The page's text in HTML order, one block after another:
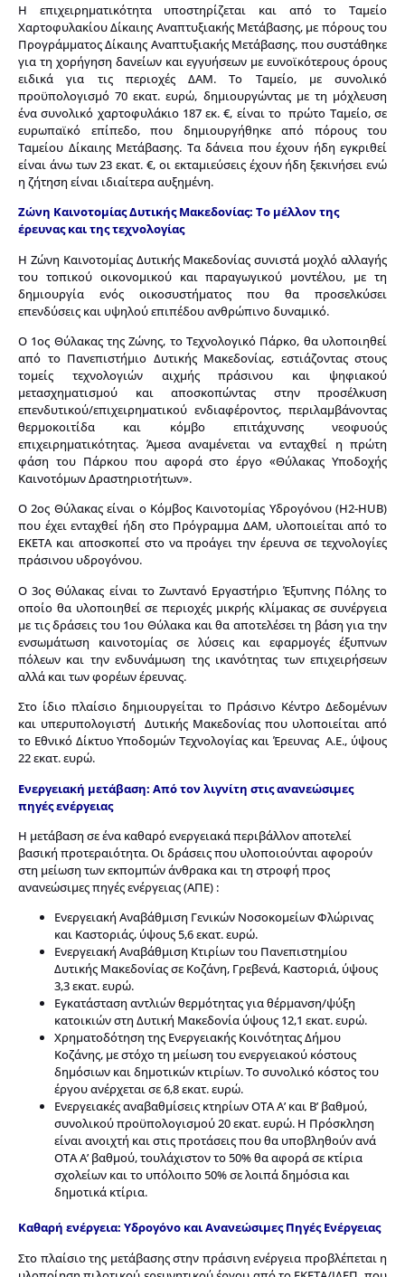
Η επιχειρηματικότητα υποστηρίζεται και από το Ταμείο
Χαρτοφυλακίου Δίκαιης Αναπτυξιακής Μετάβασης, με πόρους του
Προγράμματος Δίκαιης Αναπτυξιακής Μετάβασης, που συστάθηκε
για τη χορήγηση δανείων και εγγυήσεων με ευνοϊκότερους όρους
ειδικά για τις περιοχές ΔΑΜ. Το Ταμείο, με συνολικό
προϋπολογισμό 70 εκατ. ευρώ, δημιουργώντας με τη μόχλευση
ένα συνολικό χαρτοφυλάκιο 187 εκ. €, είναι το πρώτο Ταμείο, σε
ευρωπαϊκό επίπεδο, που δημιουργήθηκε από πόρους του
Ταμείου Δίκαιης Μετάβασης. Τα δάνεια που έχουν ήδη εγκριθεί
είναι άνω των 23 εκατ. €, οι εκταμιεύσεις έχουν ήδη ξεκινήσει ενώ
η ζήτηση είναι ιδιαίτερα αυξημένη.
Ζώνη Καινοτομίας Δυτικής Μακεδονίας: Το μέλλον της
έρευνας και της τεχνολογίας
Η Ζώνη Καινοτομίας Δυτικής Μακεδονίας συνιστά μοχλό αλλαγής
του τοπικού οικονομικού και παραγωγικού μοντέλου, με τη
δημιουργία ενός οικοσυστήματος που θα προσελκύσει
επενδύσεις και υψηλού επιπέδου ανθρώπινο δυναμικό.
Ο 1ος Θύλακας της Ζώνης, το Τεχνολογικό Πάρκο, θα υλοποιηθεί
από το Πανεπιστήμιο Δυτικής Μακεδονίας, εστιάζοντας στους
τομείς τεχνολογιών αιχμής πράσινου και ψηφιακού
μετασχηματισμού και αποσκοπώντας στην προσέλκυση
επενδυτικού/επιχειρηματικού ενδιαφέροντος, περιλαμβάνοντας
θερμοκοιτίδα και κόμβο επιτάχυνσης νεοφυούς
επιχειρηματικότητας. Άμεσα αναμένεται να ενταχθεί η πρώτη
φάση του Πάρκου που αφορά στο έργο «Θύλακας Υποδοχής
Καινοτόμων Δραστηριοτήτων».
Ο 2ος Θύλακας είναι ο Κόμβος Καινοτομίας Υδρογόνου (H2-HUB)
που έχει ενταχθεί ήδη στο Πρόγραμμα ΔΑΜ, υλοποιείται από το
ΕΚΕΤΑ και αποσκοπεί στο να προάγει την έρευνα σε τεχνολογίες
πράσινου υδρογόνου.
Ο 3ος Θύλακας είναι το Ζωντανό Εργαστήριο Έξυπνης Πόλης το
οποίο θα υλοποιηθεί σε περιοχές μικρής κλίμακας σε συνέργεια
με τις δράσεις του 1ου Θύλακα και θα αποτελέσει τη βάση για την
ενσωμάτωση καινοτομίας σε λύσεις και εφαρμογές έξυπνων
πόλεων και την ενδυνάμωση της ικανότητας των επιχειρήσεων
αλλά και των φορέων έρευνας.
Στο ίδιο πλαίσιο δημιουργείται το Πράσινο Κέντρο Δεδομένων
και υπερυπολογιστή Δυτικής Μακεδονίας που υλοποιείται από
το Εθνικό Δίκτυο Υποδομών Τεχνολογίας και Έρευνας Α.Ε., ύψους
22 εκατ. ευρώ.
Ενεργειακή μετάβαση: Από τον λιγνίτη στις ανανεώσιμες
πηγές ενέργειας
Η μετάβαση σε ένα καθαρό ενεργειακά περιβάλλον αποτελεί
βασική προτεραιότητα. Οι δράσεις που υλοποιούνται αφορούν
στη μείωση των εκπομπών άνθρακα και τη στροφή προς
ανανεώσιμες πηγές ενέργειας (ΑΠΕ) :
Ενεργειακή Αναβάθμιση Γενικών Νοσοκομείων Φλώρινας
και Καστοριάς, ύψους 5,6 εκατ. ευρώ.
Ενεργειακή Αναβάθμιση Κτιρίων του Πανεπιστημίου
Δυτικής Μακεδονίας σε Κοζάνη, Γρεβενά, Καστοριά, ύψους
3,3 εκατ. ευρώ.
Εγκατάσταση αντλιών θερμότητας για θέρμανση/ψύξη
κατοικιών στη Δυτική Μακεδονία ύψους 12,1 εκατ. ευρώ.
Χρηματοδότηση της Ενεργειακής Κοινότητας Δήμου
Κοζάνης, με στόχο τη μείωση του ενεργειακού κόστους
δημόσιων και δημοτικών κτιρίων. Το συνολικό κόστος του
έργου ανέρχεται σε 6,8 εκατ. ευρώ.
Ενεργειακές αναβαθμίσεις κτηρίων ΟΤΑ Α’ και Β’ βαθμού,
συνολικού προϋπολογισμού 20 εκατ. ευρώ. Η Πρόσκληση
είναι ανοιχτή και στις προτάσεις που θα υποβληθούν ανά
ΟΤΑ Α’ βαθμού, τουλάχιστον το 50% θα αφορά σε κτίρια
σχολείων και το υπόλοιπο 50% σε λοιπά δημόσια και
δημοτικά κτίρια.
Καθαρή ενέργεια: Υδρογόνο και Ανανεώσιμες Πηγές Ενέργειας
Στο πλαίσιο της μετάβασης στην πράσινη ενέργεια προβλέπεται η